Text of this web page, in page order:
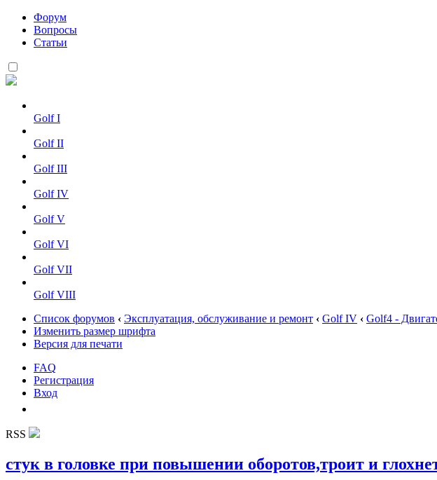
Форум
Вопросы
Статьи
Golf I
Golf II
Golf III
Golf IV
Golf V
Golf VI
Golf VII
Golf VIII
Список форумов ‹ Эксплуатация, обслуживание и ремонт ‹ Golf IV ‹ Golf4 -
Изменить размер шрифта
Версия для печати
FAQ
Регистрация
Вход
RSS
стук в головке при повышении оборотов,троит и